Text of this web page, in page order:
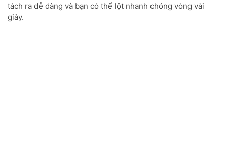
tách ra dễ dàng và bạn có thể lột nhanh chóng vòng vài
giây.